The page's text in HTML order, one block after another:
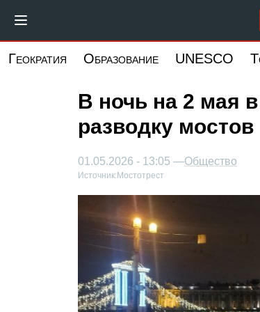
основному
Геократия Образование UNESCO
В ночь на 2 мая
разводку мостов
01.05.2026 - 13:05 —Общество
Источник: Мостотрест